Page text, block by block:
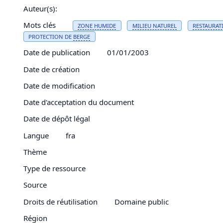
Auteur(s):
Mots clés
ZONE HUMIDE MILIEU NATUREL
PROTECTION DE BERGE
Date de publication
01/01/2003
Date de création
Date de modification
Date d'acceptation du document
Date de dépôt légal
Langue
fra
Thème
Type de ressource
Source
Droits de réutilisation
Domaine public
Région